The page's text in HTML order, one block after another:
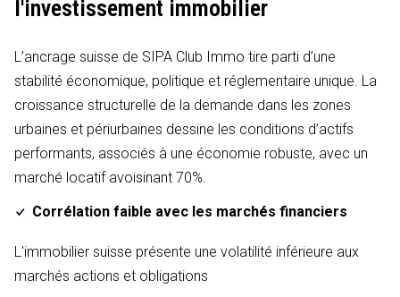
l'investissement immobilier
L’ancrage suisse de SIPA Club Immo tire parti d’une
stabilité économique, politique et réglementaire unique. La
croissance structurelle de la demande dans les zones
urbaines et périurbaines dessine les conditions d’actifs
performants, associés à une économie robuste, avec un
marché locatif avoisinant 70%.
Corrélation faible avec les marchés financiers
L'immobilier suisse présente une volatilité inférieure aux
marchés actions et obligations